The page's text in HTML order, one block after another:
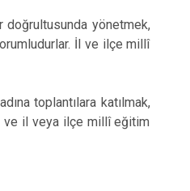
doğrultusunda yönetmek,
İl ve ilçe millî
toplantılara katılmak,
ve il veya ilçe millî eğitim